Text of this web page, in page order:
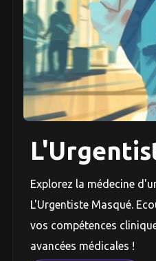
Explorez la médecine
L'Urgentiste Masqué.
vos compétences
avancées médicales !